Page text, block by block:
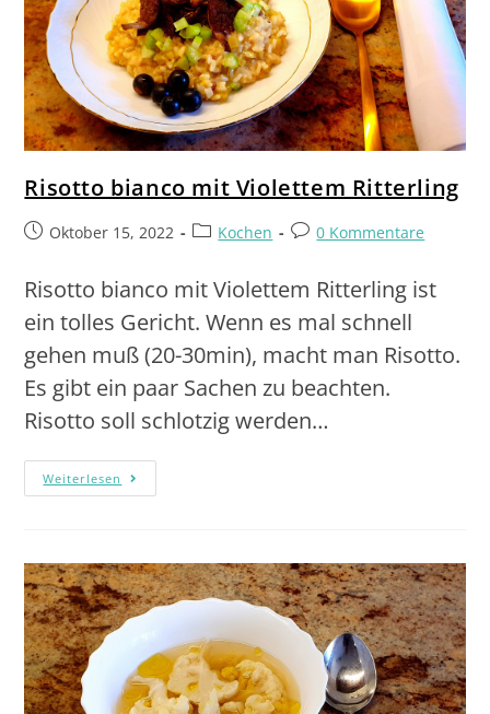
Risotto bianco mit Violettem Ritterling
Oktober 15, 2022 Kochen 0 Kommentare
Risotto bianco mit Violettem Ritterling ist
ein tolles Gericht. Wenn es mal schnell
gehen muß (20-30min), macht man Risotto.
Es gibt ein paar Sachen zu beachten.
Risotto soll schlotzig werden…
Weiterlesen